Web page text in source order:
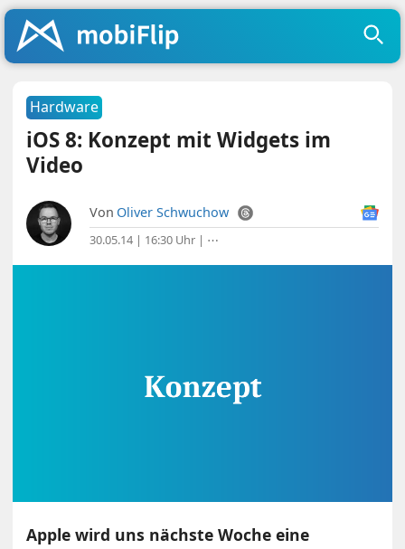
Hardware
iOS 8: Konzept mit Widgets im
Video
Von Oliver Schwuchow
30.05.14 | 16:30 Uhr | ⋯
Apple wird uns nächste Woche eine